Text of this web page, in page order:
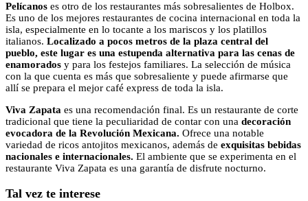
Pelícanos es otro de los restaurantes más sobresalientes de Holbox.
Es uno de los mejores restaurantes de cocina internacional en toda la
isla, especialmente en lo tocante a los mariscos y los platillos
italianos. Localizado a pocos metros de la plaza central del
pueblo, este lugar es una estupenda alternativa para las cenas de
enamorados y para los festejos familiares. La selección de música
con la que cuenta es más que sobresaliente y puede afirmarse que
allí se prepara el mejor café express de toda la isla.
Viva Zapata es una recomendación final. Es un restaurante de corte
tradicional que tiene la peculiaridad de contar con una decoración
evocadora de la Revolución Mexicana. Ofrece una notable
variedad de ricos antojitos mexicanos, además de exquisitas bebidas
nacionales e internacionales. El ambiente que se experimenta en el
restaurante Viva Zapata es una garantía de disfrute nocturno.
Tal vez te interese